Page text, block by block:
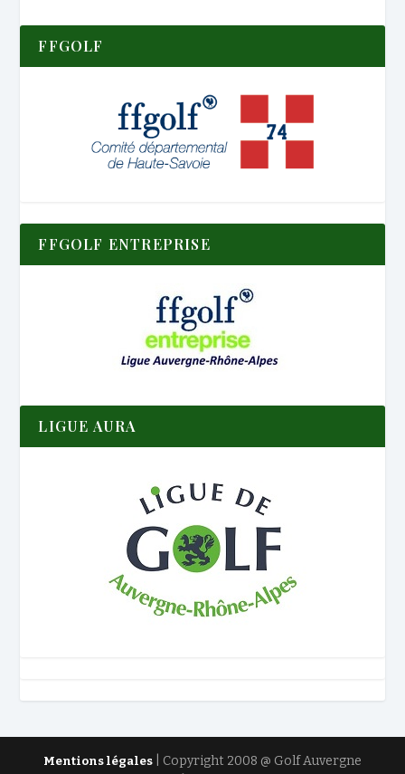
FFGOLF
FFGOLF ENTREPRISE
LIGUE AURA
Mentions légales | Copyright 2008 @ Golf Auvergne